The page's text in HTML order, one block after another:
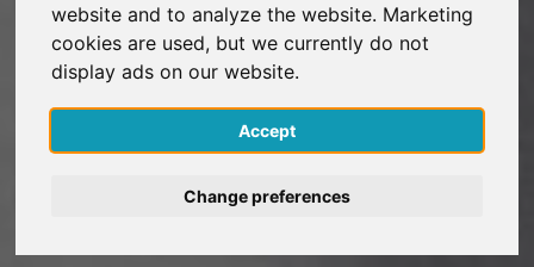
website and to analyze the website. Marketing
cookies are used, but we currently do not
display ads on our website.
Accept
Change preferences
Regístrate gratis
Iniciar sesión
English
Deutsch
Nederlands